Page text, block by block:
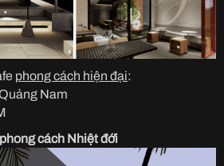
phong cách hiện đại:
Nam
cách Nhiệt đới